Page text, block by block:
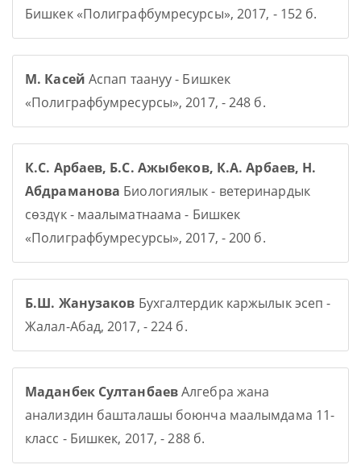
Бишкек «Полиграфбумресурсы», 2017, - 152 б.
М. Касей Аспап таануу - Бишкек
«Полиграфбумресурсы», 2017, - 248 б.
К.С. Арбаев, Б.С. Ажыбеков, К.А. Арбаев, Н.
Абдраманова Биологиялык - ветеринардык
сөздүк - маалыматнаама - Бишкек
«Полиграфбумресурсы», 2017, - 200 б.
Б.Ш. Жанузаков Бухгалтердик каржылык эсеп -
Жалал-Абад, 2017, - 224 б.
Маданбек СултанбаевАлгебра жана
анализдин башталашы боюнча маалымдама 11-
класс - Бишкек, 2017, - 288 б.